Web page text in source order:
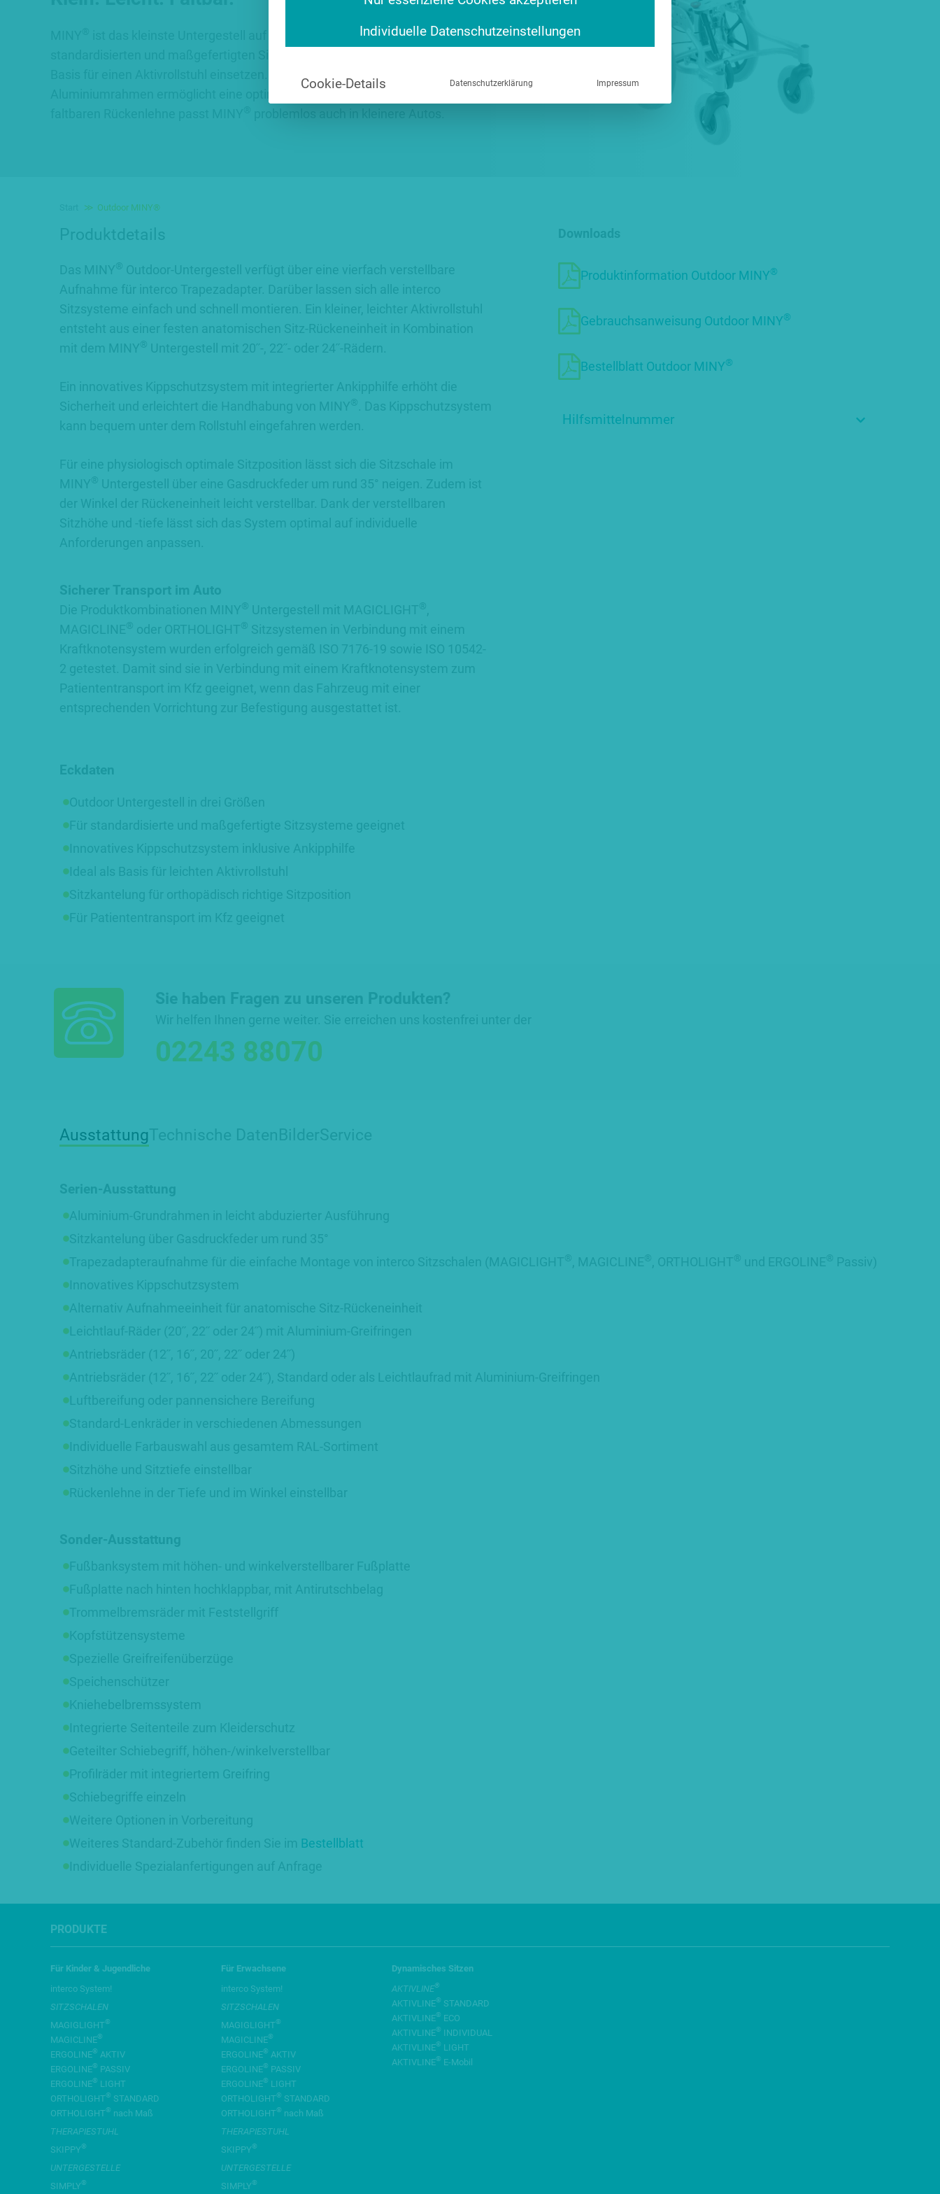
ist das kleinste Untergestell auf dem Markt. Es lässt sich mit
Outdoor MINY®
Produktdetails
Das MINY ®
Outdoor-Untergestell verfügt über eine vierfach verstellbare
Aufnahme für interco Trapezadapter. Darüber lassen sich alle interco
Sitzsysteme einfach und schnell montieren. Ein kleiner, leichter Aktivrollstuhl
entsteht aus einer festen anatomischen Sitz-Rückeneinheit in Kombination
mit dem MINY ® Untergestell mit 20˝-, 22˝- oder 24˝-Rädern.
Ein innovatives Kippschutzsystem mit integrierter Ankipphilfe erhöht die
Sicherheit und erleichtert die Handhabung von MINY ®
. Das Kippschutzsystem
kann bequem unter dem Rollstuhl eingefahren werden.
Für eine physiologisch optimale Sitzposition lässt sich die Sitzschale im
MINY ®
Untergestell über eine Gasdruckfeder um rund 35° neigen. Zudem ist
der Winkel der Rückeneinheit leicht verstellbar. Dank der verstellbaren
Sitzhöhe und -tiefe lässt sich das System optimal auf individuelle
Anforderungen anpassen.
Sicherer Transport im Auto
Die Produktkombinationen MINY ® Untergestell mit MAGICLIGHT ®
MAGICLINE ® oder ORTHOLIGHT ®
Sitzsystemen in Verbindung mit einem
Kraftknotensystem wurden erfolgreich gemäß ISO 7176-19 sowie ISO 10542-
2 getestet. Damit sind sie in Verbindung mit einem Kraftknotensystem zum
Patiententransport im Kfz geeignet, wenn das Fahrzeug mit einer
entsprechenden Vorrichtung zur Befestigung ausgestattet ist.
Eckdaten
Outdoor Untergestell in drei Größen
Für standardisierte und maßgefertigte Sitzsysteme geeignet
Innovatives Kippschutzsystem inklusive Ankipphilfe
Ideal als Basis für leichten Aktivrollstuhl
Sitzkantelung für orthopädisch richtige Sitzposition
Für Patiententransport im Kfz geeignet
Downloads
Produktinformation Outdoor MINY®
Gebrauchsanweisung Outdoor MINY®
Bestellblatt Outdoor MINY®
Hilfsmittelnummer
02243 88070
AusstattungTechnische DatenBilderService
Serien-Ausstattung
Aluminium-Grundrahmen in leicht abduzierter Ausführung
Sitzkantelung über Gasdruckfeder um rund 35°
Trapezadapteraufnahme für die einfache Montage von interco Sitzschalen (MAGICLIGHT ® , MAGICLINE ® , ORTHOLIGHT ® und ERGOLINE ®
Passiv)
Innovatives Kippschutzsystem
Alternativ Aufnahmeeinheit für anatomische Sitz-Rückeneinheit
Leichtlauf-Räder (20˝, 22˝ oder 24˝) mit Aluminium-Greifringen
Antriebsräder (12˝, 16˝, 20˝, 22˝ oder 24˝)
Antriebsräder (12˝, 16˝, 22˝ oder 24˝), Standard oder als Leichtlaufrad mit Aluminium-Greifringen
Luftbereifung oder pannensichere Bereifung
Standard-Lenkräder in verschiedenen Abmessungen
Individuelle Farbauswahl aus gesamtem RAL-Sortiment
Sitzhöhe und Sitztiefe einstellbar
Rückenlehne in der Tiefe und im Winkel einstellbar
Sonder-Ausstattung
Fußbanksystem mit höhen- und winkelverstellbarer Fußplatte
Fußplatte nach hinten hochklappbar, mit Antirutschbelag
Trommelbremsräder mit Feststellgriff
Kopfstützensysteme
Spezielle Greifreifenüberzüge
Speichenschützer
Kniehebelbremssystem
Integrierte Seitenteile zum Kleiderschutz
Geteilter Schiebegriff, höhen-/winkelverstellbar
Profilräder mit integriertem Greifring
Schiebegriffe einzeln
Weitere Optionen in Vorbereitung
Weiteres Standard-Zubehör finden Sie im Bestellblatt
Individuelle Spezialanfertigungen auf Anfrage
PRODUKTE
Für Kinder & Jugendliche
interco System!
SITZSCHALEN
MAGIGLIGHT®
MAGICLINE®
ERGOLINE® AKTIV
ERGOLINE® PASSIV
ERGOLINE® LIGHT
ORTHOLIGHT® STANDARD
ORTHOLIGHT® nach Maß
THERAPIESTUHL
SKIPPY®
UNTERGESTELLE
SIMPLY®
Für Erwachsene
interco System!
SITZSCHALEN
MAGIGLIGHT®
MAGICLINE®
ERGOLINE® AKTIV
ERGOLINE® PASSIV
ERGOLINE® LIGHT
ORTHOLIGHT® STANDARD
ORTHOLIGHT® nach Maß
THERAPIESTUHL
SKIPPY®
UNTERGESTELLE
SIMPLY®
Dynamisches Sitzen
AKTIVLINE®
AKTIVLINE® STANDARD
AKTIVLINE® ECO
AKTIVLINE® INDIVIDUAL
AKTIVLINE® LIGHT
AKTIVLINE® E-Mobil
Individuelle Datenschutzeinstellungen
Cookie-Details Datenschutzerklärung Impressum